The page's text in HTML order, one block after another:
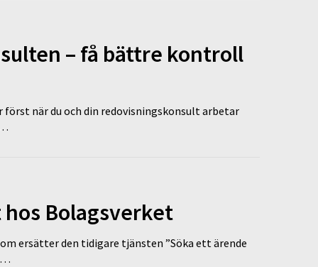
– få bättre kontroll
när du och din redovisningskonsult arbetar
Bolagsverket
ersätter den tidigare tjänsten ”Söka ett ärende
…